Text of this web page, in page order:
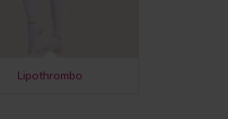
Lipothrombo